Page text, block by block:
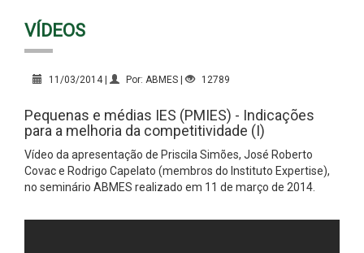
VÍDEOS
11/03/2014 | Por: ABMES | 12789
Pequenas e médias IES (PMIES) - Indicações
para a melhoria da competitividade (I)
Vídeo da apresentação de Priscila Simões, José Roberto
Covac e Rodrigo Capelato (membros do Instituto Expertise),
no seminário ABMES realizado em 11 de março de 2014.